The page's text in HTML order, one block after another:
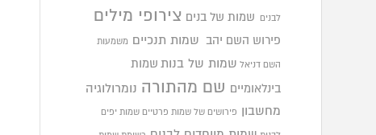
לבנים שמות של בנים צירופי מילים
פירוש השם יהב שמות תנכיים משמעות
השם דניאל שמות של בנות שמות
בינלאומיים שם מהתורה נומרולוגיה
מחשבון פירושים של שמות פרטיים שמות יפים